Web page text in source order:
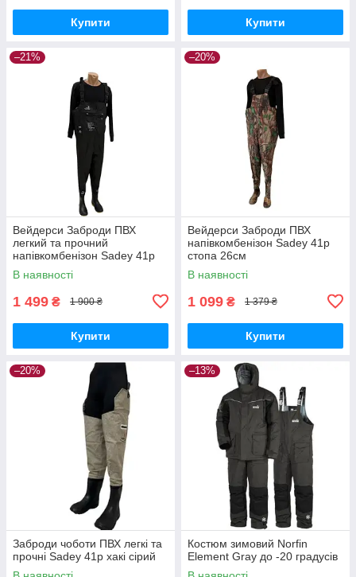
Купити Купити
–21%
Вейдерси Заброди ПВХ
легкий та прочний
напівкомбенізон Sadey 41р
В наявності
1 499 ₴ 1 900 ₴
Купити
–20%
Вейдерси Заброди ПВХ
напівкомбенізон Sadey 41р
стопа 26см
В наявності
1 099 ₴ 1 379 ₴
Купити
–20%
Заброди чоботи ПВХ легкі та
прочні Sadey 41р хакі сірий
–13%
Костюм зимовий Norfin
Element Gray до -20 градусів